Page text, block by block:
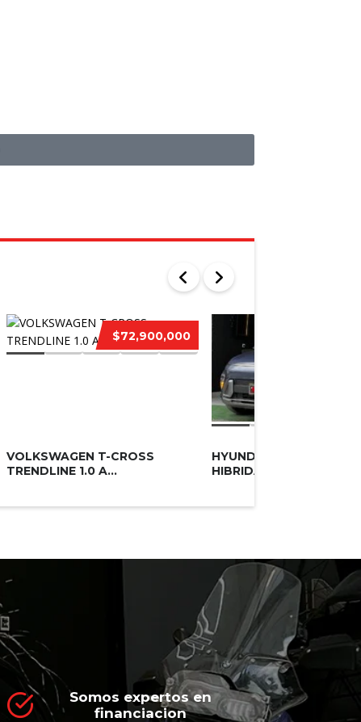
$72,900,000
VOLKSWAGEN T-CROSS
TRENDLINE 1.0 A...
HYUNDAI KONA LIMITED
HIBRIDA 1.6 AT...
Somos expertos en
financiacion